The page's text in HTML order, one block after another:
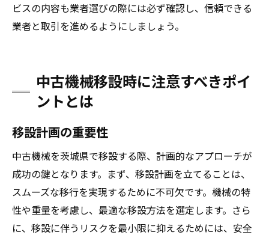
ビスの内容も業者選びの際には必ず確認し、信頼できる
業者と取引を進めるようにしましょう。
中古機械移設時に注意すべきポイ
ントとは
移設計画の重要性
中古機械を茨城県で移設する際、計画的なアプローチが
成功の鍵となります。まず、移設計画を立てることは、
スムーズな移行を実現するために不可欠です。機械の特
性や重量を考慮し、最適な移設方法を選定します。さら
に、移設に伴うリスクを最小限に抑えるためには、安全